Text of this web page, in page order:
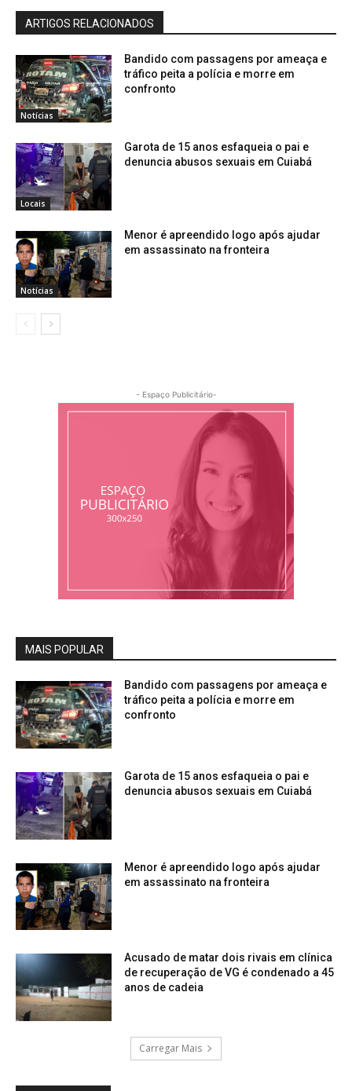
ARTIGOS RELACIONADOS
Notícias
Bandido com passagens por ameaça e
tráfico peita a polícia e morre em
confronto
Locais
Garota de 15 anos esfaqueia o pai e
denuncia abusos sexuais em Cuiabá
Notícias
Menor é apreendido logo após ajudar
em assassinato na fronteira
- Espaço Publicitário-
MAIS POPULAR
Bandido com passagens por ameaça e
tráfico peita a polícia e morre em
confronto
Garota de 15 anos esfaqueia o pai e
denuncia abusos sexuais em Cuiabá
Menor é apreendido logo após ajudar
em assassinato na fronteira
Acusado de matar dois rivais em clínica
de recuperação de VG é condenado a 45
anos de cadeia
Carregar Mais